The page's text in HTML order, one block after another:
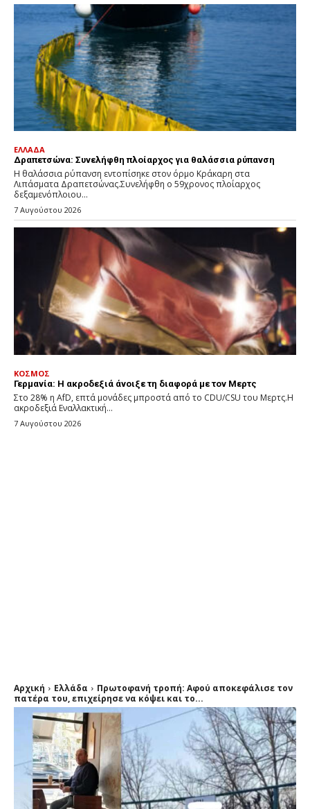
ΕΛΛΑΔΑ
Δραπετσώνα: Συνελήφθη πλοίαρχος για θαλάσσια ρύπανση
Η θαλάσσια ρύπανση εντοπίσηκε στον όρμο Κράκαρη στα
Λιπάσματα Δραπετσώνας.Συνελήφθη ο 59χρονος πλοίαρχος
δεξαμενόπλοιου...
7 Αυγούστου 2026
ΚΟΣΜΟΣ
Γερμανία: Η ακροδεξιά άνοιξε τη διαφορά με τον Μερτς
Στο 28% η AfD, επτά μονάδες μπροστά από το CDU/CSU του Μερτς.Η
ακροδεξιά Εναλλακτική...
7 Αυγούστου 2026